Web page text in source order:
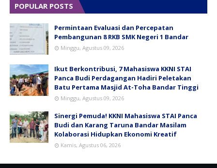
POPULAR POSTS
Permintaan Evaluasi dan Percepatan
Pembangunan 8 RKB SMK Negeri 1 Bandar
Minggu, Agustus 09, 2026
Ikut Berkontribusi, 7 Mahasiswa KKNI STAI
Panca Budi Perdagangan Hadiri Peletakan
Batu Pertama Masjid At-Toha Bandar Tinggi
Minggu, Agustus 09, 2026
Sinergi Pemuda! KKNI Mahasiswa STAI Panca
Budi dan Karang Taruna Bandar Masilam
Kolaborasi Hidupkan Ekonomi Kreatif
Kamis, Agustus 06, 2026